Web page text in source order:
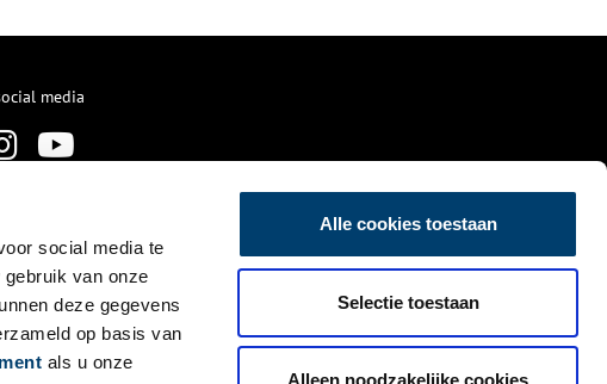
social media te
van onze
deze gegevens
op basis van
als u onze
Alle cookies toestaan
Selectie toestaan
Alleen noodzakelijke cookies
media